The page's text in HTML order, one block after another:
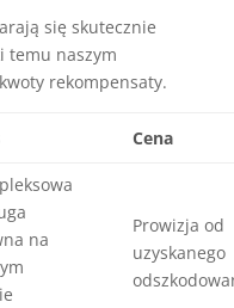
się skutecznie
temu naszym
rekompensaty.
Cena
na
Prowizja od
uzyskanego